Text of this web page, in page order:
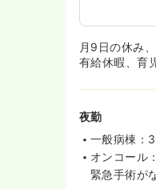
月9日の休み
有給休暇、育
夜勤
一般病棟：
オンコール：
緊急手術が